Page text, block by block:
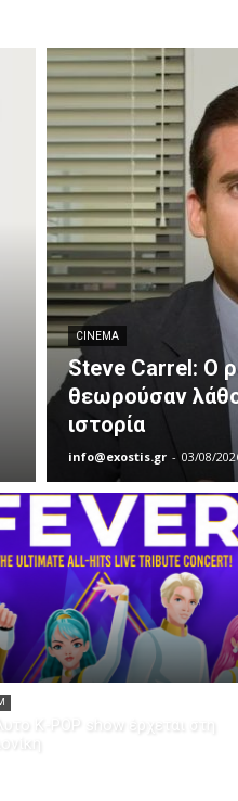
CINEMA
Steve Carrel: Ο
θεωρούσαν
ιστορία
info@exostis.gr - 03/08/
K-POP show έρχεται στη